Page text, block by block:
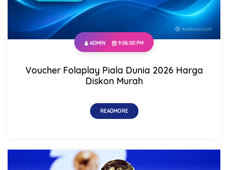
ADMIN 9:06:00 PM
Voucher Folaplay Piala Dunia 2026 Harga
Diskon Murah
READMORE
Name
Mobile Phone Number
Item Choices